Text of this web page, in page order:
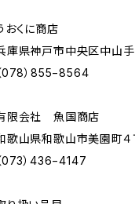
おくに商店
庫県神戸市中央区中山
078）855−8564
限会社 魚国商店
歌山県和歌山市美園町
073）436−4147